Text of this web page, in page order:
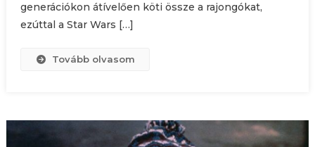
generációkon átívelően köti össze a rajongókat,
ezúttal a Star Wars […]
Tovább olvasom